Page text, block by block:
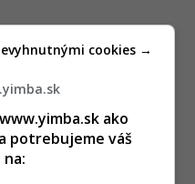
dokončených viacero
zmenia jej charakter.
s mrakodrapom
sa nachádzajú
sa transformuje na jeho
plánovanie a štvrť
ako
potrebujeme váš
na:
cookies →